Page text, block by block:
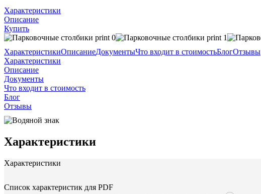
Характеристики
Описание
Купить
ХарактеристикиОписаниеДокументыЧто входит в стоимостьБлогОтзывы
Характеристики
Описание
Документы
Что входит в стоимость
Блог
Отзывы
Характеристики
Характеристики
Список характеристик для PDF